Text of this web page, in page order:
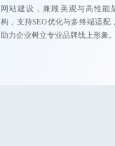
网站建设，兼顾美观与高性能
构，支持SEO优化与多终端适配，
助力企业树立专业品牌线上形象。